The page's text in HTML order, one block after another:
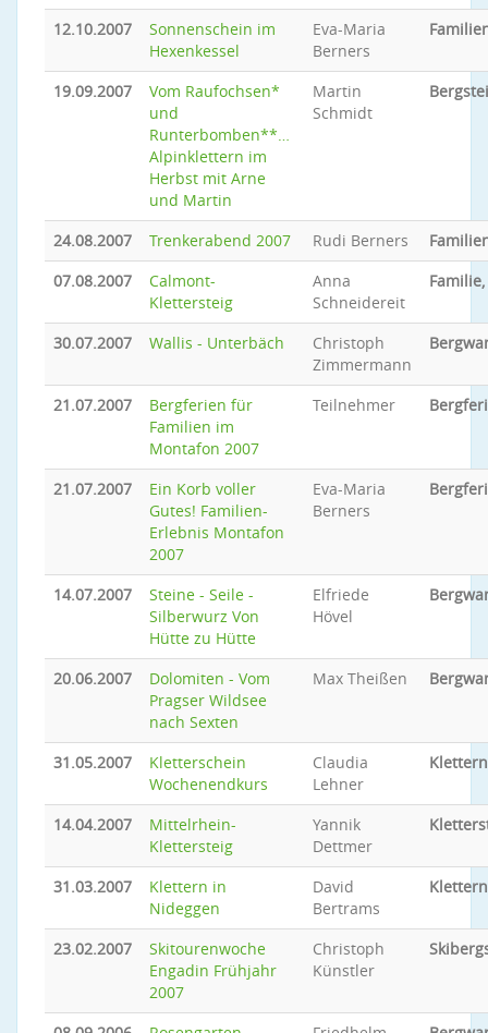
12.10.2007
Sonnenschein im
Hexenkessel
Eva-Maria
Berners
19.09.2007
Vom Raufochsen*
und
Runterbomben**…
Alpinklettern im
Herbst mit Arne
und Martin
Martin
Schmidt
24.08.2007 Trenkerabend 2007 Rudi Berners
07.08.2007
Calmont-
Klettersteig
Anna
Schneidereit
30.07.2007 Wallis - Unterbäch
Christoph
Zimmermann
21.07.2007
Bergferien für
Familien im
Montafon 2007
Teilnehmer
21.07.2007
Ein Korb voller
Gutes! Familien-
Erlebnis Montafon
2007
Eva-Maria
Berners
14.07.2007
Steine - Seile -
Silberwurz Von
Hütte zu Hütte
Elfriede
Hövel
20.06.2007
Dolomiten - Vom
Pragser Wildsee
nach Sexten
Max Theißen
31.05.2007
Kletterschein
Wochenendkurs
Claudia
Lehner
Klettern
14.04.2007
Mittelrhein-
Klettersteig
Yannik
Dettmer
31.03.2007
Klettern in
Nideggen
David
Bertrams
Klettern
23.02.2007
Skitourenwoche
Engadin Frühjahr
2007
Christoph
Künstler